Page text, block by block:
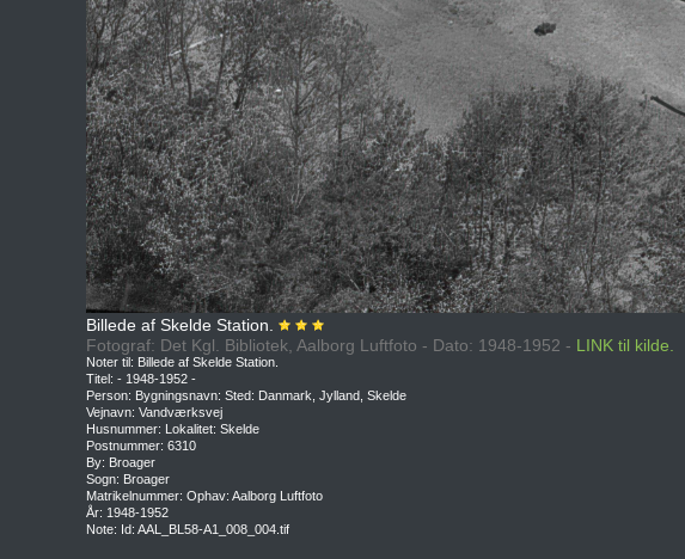
Billede af Skelde Station.
Fotograf: Det Kgl. Bibliotek, Aalborg Luftfoto - Dato: 1948-1952 - LINK til kilde.
Noter til: Billede af Skelde Station.
Titel: - 1948-1952 -
Person: Bygningsnavn: Sted: Danmark, Jylland, Skelde
Vejnavn: Vandværksvej
Husnummer: Lokalitet: Skelde
Postnummer: 6310
By: Broager
Sogn: Broager
Matrikelnummer: Ophav: Aalborg Luftfoto
År: 1948-1952
Note: Id: AAL_BL58-A1_008_004.tif